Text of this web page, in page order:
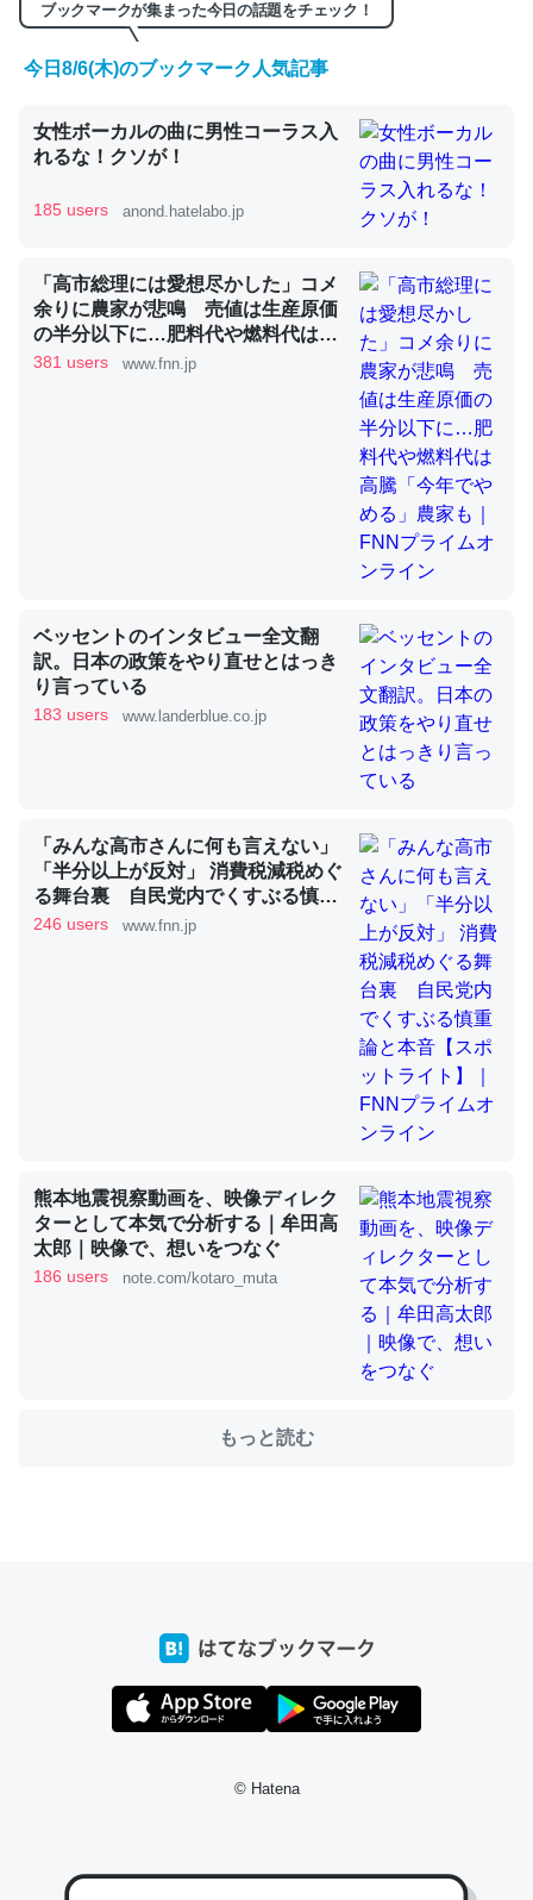
くらい。小説でいう「ずっと前の伏線」は回収されないけ
ど、短期記憶というには多い分量。進化すればするほど分
かりやすく強くなりそう
昆虫ってカルシウム少ないのか。知らんかった。調べたら
コオロギのカルシウム分はエビの600分の1程度。
─ニュース :: 【研究発表】昆虫学の大問題＝「昆虫はなぜ海にいな
論文では「淡水はカルシウムも酸素も不足してて両方に不
利だから両方が拮抗してるのでは」とあって面白い。海に
いる鋏角類（カブトガニ・ウミグモ）はカルシウムを使わ
ずキチンを強化してる筈だが、酵素が違うのか？
─ニュース :: 【研究発表】昆虫学の大問題＝「昆虫はなぜ海にいな
これを元に考えるとカルシウムを大量に使う脊椎動物と貝
類は苦労してるんだな…。腹足類だと殻を無くしてナメク
─ニュース :: 【研究発表】昆虫学の大問題＝「昆虫はなぜ海にいな
ちぼちRingも置こうかと画策中。あと、Googleマップで
位置情報を共有してる。電池残量や充電中かが分かるので
これ見て生きてるなって分かる。
─たまにLINEするくらいだった遠方の父67歳と僕。ITツール導入で
コミュニケーションが劇的に変化した｜tayorini by LIFULL介護
たいなのでネット環境作ったけどAlexaしか使わないので
34
ブックマークが集まった今日の話題をチェック！
今日8/6(木)のブックマーク人気記事
女性ボーカルの曲に男性コーラス入
れるな！クソが！
185 users anond.hatelabo.jp
「高市総理には愛想尽かした」コメ
余りに農家が悲鳴 売値は生産原価
の半分以下に…肥料代や燃料代は高
騰「今年でやめる」農家も｜FNNプ
381 users www.fnn.jp
ベッセントのインタビュー全文翻
訳。日本の政策をやり直せとはっき
り言っている
183 users www.landerblue.co.jp
「みんな高市さんに何も言えない」
「半分以上が反対」 消費税減税めぐ
る舞台裏 自民党内でくすぶる慎重
論と本音【スポットライト】｜FNN
246 users www.fnn.jp
熊本地震視察動画を、映像ディレク
ターとして本気で分析する｜牟田高
太郎｜映像で、想いをつなぐ
186 users note.com/kotaro_muta
もっと読む
© Hatena